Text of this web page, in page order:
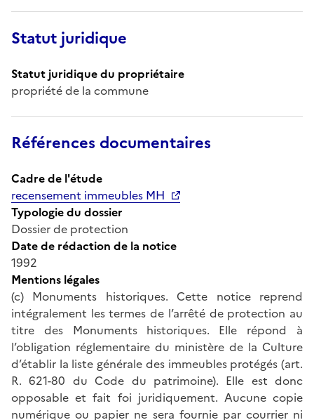
Statut juridique
Statut juridique du propriétaire
propriété de la commune
Références documentaires
Cadre de l'étude
recensement immeubles MH
Typologie du dossier
Dossier de protection
Date de rédaction de la notice
1992
Mentions légales
(c) Monuments historiques. Cette notice reprend
intégralement les termes de l’arrêté de protection au
titre des Monuments historiques. Elle répond à
l’obligation réglementaire du ministère de la Culture
d’établir la liste générale des immeubles protégés (art.
R. 621-80 du Code du patrimoine). Elle est donc
opposable et fait foi juridiquement. Aucune copie
numérique ou papier ne sera fournie par courrier ni